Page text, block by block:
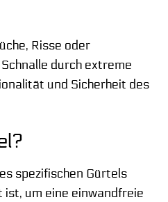
Risse oder
durch extreme
und Sicherheit des
spezifischen Gürtels
ist, um eine einwandfreie